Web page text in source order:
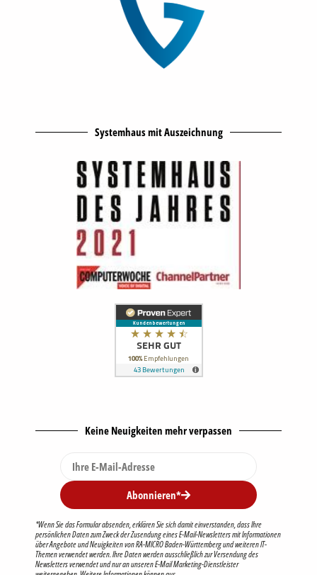
Systemhaus mit Auszeichnung
Keine Neuigkeiten mehr verpassen
Abonnieren*
*Wenn Sie das Formular absenden, erklären Sie sich damit einverstanden, dass Ihre
persönlichen Daten zum Zweck der Zusendung eines E-Mail-Newsletters mit Informationen
über Angebote und Neuigkeiten von RA-MICRO Baden-Württemberg und weiteren IT-
Themen verwendet werden. Ihre Daten werden ausschließlich zur Versendung des
Newsletters verwendet und nur an unseren E-Mail Marketing-Dienstleister